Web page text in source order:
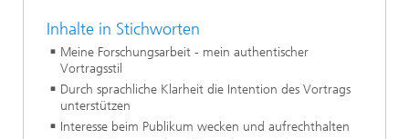
Inhalte in Stichworten
Meine Forschungsarbeit - mein authentischer
Vortragsstil
Durch sprachliche Klarheit die Intention des Vortrags
unterstützen
Interesse beim Publikum wecken und aufrechthalten